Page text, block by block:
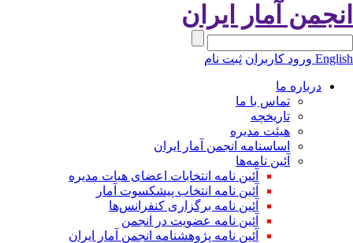
آمار ایران
ورود کاربران ثبت نام
درباره ما
تماس با ما
تاریخچه
هیئت مدیره
اساسنامه انجمن آمار ایران
آئین نامه‌ها
آئین نامه انتخابات اعضای هیات مدیره
آئین نامه انتخاب پیشکسوت آمار
آئین نامه برگزاری کنفرانس‌ها
آئین نامه عضویت در انجمن
آئین نامه پژوهشنامه انجمن آمار ایران